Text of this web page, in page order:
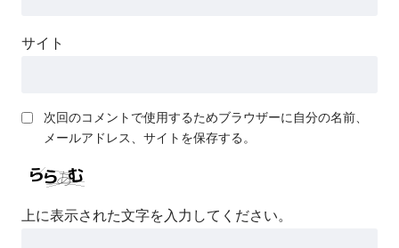
サイト
次回のコメントで使用するためブラウザーに自分の名前、
メールアドレス、サイトを保存する。
上に表示された文字を入力してください。